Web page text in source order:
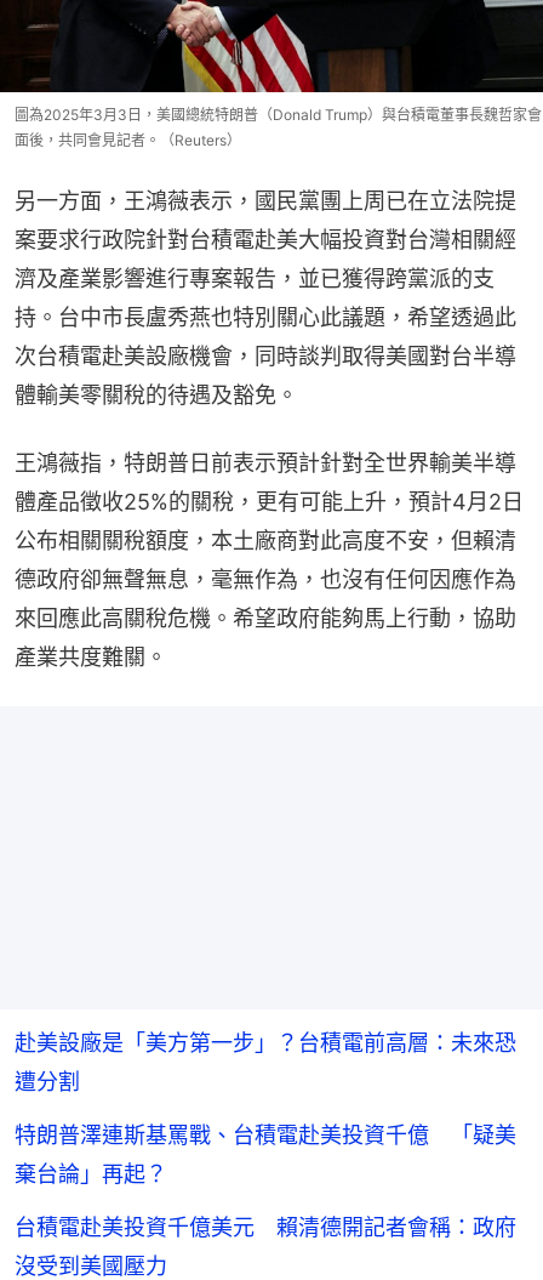
圖為2025年3月3日，美國總統特朗普（Donald Trump）與台積電董事長魏哲家會
面後，共同會見記者。（Reuters）
另一方面，王鴻薇表示，國民黨團上周已在立法院提
案要求行政院針對台積電赴美大幅投資對台灣相關經
濟及產業影響進行專案報告，並已獲得跨黨派的支
持。台中市長盧秀燕也特別關心此議題，希望透過此
次台積電赴美設廠機會，同時談判取得美國對台半導
體輸美零關稅的待遇及豁免。
王鴻薇指，特朗普日前表示預計針對全世界輸美半導
體產品徵收25%的關稅，更有可能上升，預計4月2日
公布相關關稅額度，本土廠商對此高度不安，但賴清
德政府卻無聲無息，毫無作為，也沒有任何因應作為
來回應此高關稅危機。希望政府能夠馬上行動，協助
產業共度難關。
赴美設廠是「美方第一步」？台積電前高層：未來恐
遭分割
特朗普澤連斯基罵戰、台積電赴美投資千億 「疑美
棄台論」再起？
台積電赴美投資千億美元 賴清德開記者會稱：政府
沒受到美國壓力